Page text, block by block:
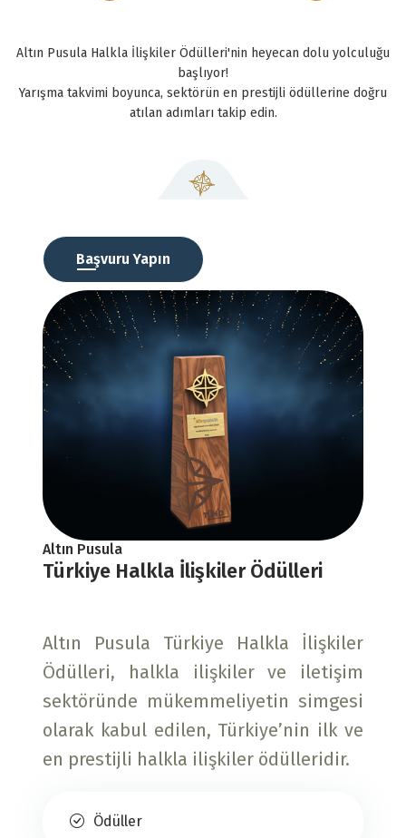
Altın Pusula Halkla İlişkiler Ödülleri'nin heyecan dolu yolculuğu
başlıyor!
Yarışma takvimi boyunca, sektörün en prestijli ödüllerine doğru
atılan adımları takip edin.
Başvuru Yapın
Altın Pusula
Türkiye Halkla İlişkiler Ödülleri
Altın Pusula Türkiye Halkla İlişkiler
Ödülleri, halkla ilişkiler ve iletişim
sektöründe mükemmeliyetin simgesi
olarak kabul edilen, Türkiye’nin ilk ve
en prestijli halkla ilişkiler ödülleridir.
Ödüller